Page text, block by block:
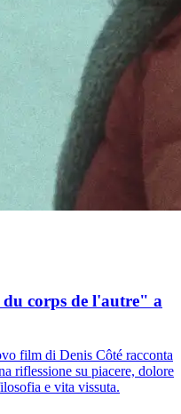
corps de l'autre" a
film di Denis Côté racconta
riflessione su piacere, dolore
e vita vissuta.